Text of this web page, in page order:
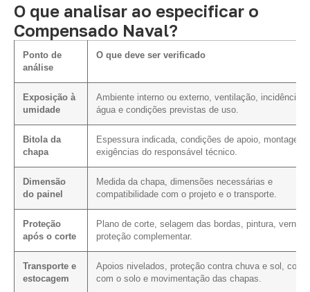
O que analisar ao especificar o
Compensado Naval?
Ponto de
análise
O que deve ser verificado
Exposição à
umidade
Ambiente interno ou externo, ventilação, incidência
água e condições previstas de uso.
Bitola da
chapa
Espessura indicada, condições de apoio, montagem
exigências do responsável técnico.
Dimensão
do painel
Medida da chapa, dimensões necessárias e
compatibilidade com o projeto e o transporte.
Proteção
após o corte
Plano de corte, selagem das bordas, pintura, verniz
proteção complementar.
Transporte e
estocagem
Apoios nivelados, proteção contra chuva e sol,
com o solo e movimentação das chapas.